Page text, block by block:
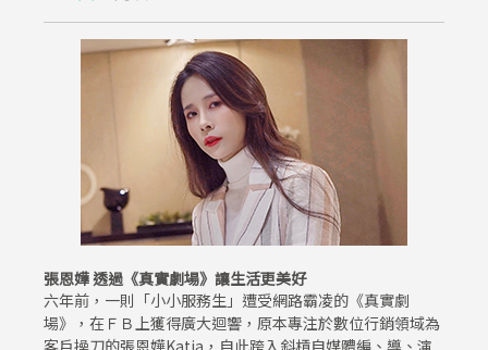
張恩嬅 透過《真實劇場》讓生活更美好
六年前，一則「小小服務生」遭受網路霸凌的《真實劇
場》，在ＦＢ上獲得廣大迴響，原本專注於數位行銷領域為
客戶操刀的張恩嬅Katia，自此跨入斜槓自媒體編、導、演